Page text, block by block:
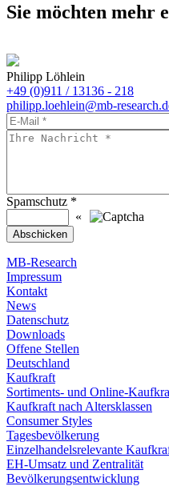
Sie möchten mehr
Philipp Löhlein
+49 (0)911 / 13136 - 218
philipp.loehlein@mb-
Spamschutz *
«
MB-Research
Impressum
Kontakt
News
Datenschutz
Downloads
Offene Stellen
Deutschland
Kaufkraft
Sortiments- und Online-
Kaufkraft nach Altersklassen
Consumer Styles
Tagesbevölkerung
Einzelhandelsrelevante
EH-Umsatz und Zentralität
Bevölkerungsentwicklung